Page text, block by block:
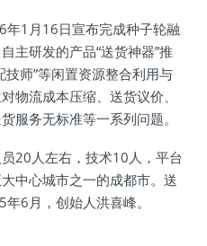
1月16日宣布完成种子轮融
主研发的产品“送货神器”推
师”等闲置资源整合利用与
物流成本压缩、送货议价、
服务无标准等一系列问题。
20人左右，技术10人，平台
中心城市之一的成都市。送
6月，创始人洪喜峰。